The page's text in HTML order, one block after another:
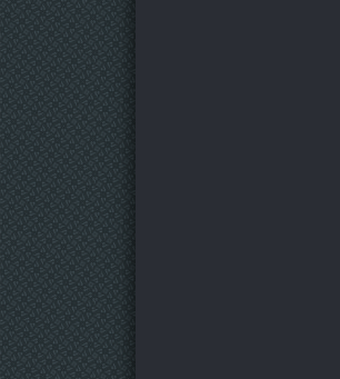
67 серия 68 серия